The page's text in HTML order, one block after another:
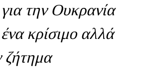
την Ουκρανία
κρίσιμο αλλά
ζήτημα